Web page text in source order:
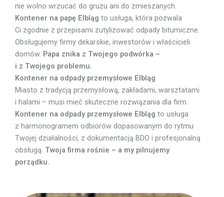
nie wolno wrzucać do gruzu ani do zmieszanych.
Kontener na papę Elbląg to usługa, która pozwala
Ci zgodnie z przepisami zutylizować odpady bitumiczne.
Obsługujemy firmy dekarskie, inwestorów i właścicieli
domów. Papa znika z Twojego podwórka –
i z Twojego problemu.
Kontener na odpady przemysłowe Elbląg
Miasto z tradycją przemysłową, zakładami, warsztatami
i halami – musi mieć skuteczne rozwiązania dla firm.
Kontener na odpady przemysłowe Elbląg to usługa
z harmonogramem odbiorów dopasowanym do rytmu
Twojej działalności, z dokumentacją BDO i profesjonalną
obsługą. Twoja firma rośnie – a my pilnujemy
porządku.